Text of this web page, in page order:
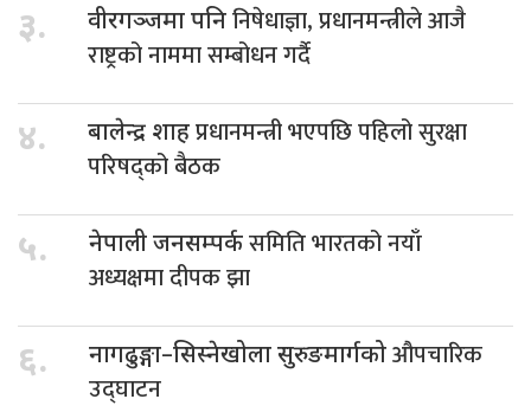
३. वीरगञ्जमा पनिनिषेधाज्ञा, प्रधानमन्त्रीले आजै
राष्ट्रको नाममा सम्बोधन गर्दै
४. बालेन्द्र शाहप्रधानमन्त्री भएपछि पहिलो सुरक्षा
परिषद्को बैठक
५. नेपाली जनसम्पर्कसमिति भारतको नयाँ
अध्यक्षमा दीपक झा
६. नागढुङ्गा–सिस्नेखोला सुरुङमार्गकोऔपचारिक
उद्घाटन